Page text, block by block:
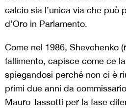
calcio sia l’unica via che può
d’Oro in Parlamento.
Come nel 1986, Shevchenko
fallimento, capisce come ce
spiegandosi perché non ci è
primi due anni da
Mauro Tassotti per la fase